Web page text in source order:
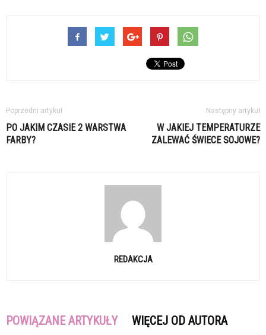
Poprzedni artykuł
PO JAKIM CZASIE 2 WARSTWA
FARBY?
Następny artykuł
W JAKIEJ TEMPERATURZE
ZALEWAĆ ŚWIECE SOJOWE?
REDAKCJA
POWIĄZANE ARTYKUŁY WIĘCEJ OD AUTORA